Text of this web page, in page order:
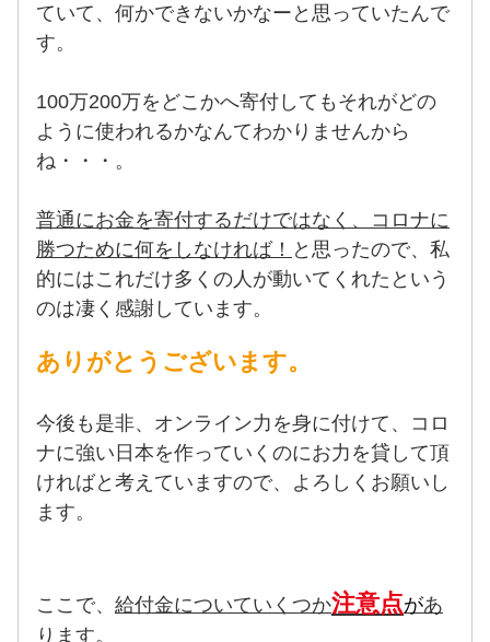
ていて、何かできないかなーと思っていたんで
す。
100万200万をどこかへ寄付してもそれがどの
ように使われるかなんてわかりませんから
ね・・・。
普通にお金を寄付するだけではなく、コロナに
勝つために何をしなければ！ と思ったので、私
的にはこれだけ多くの人が動いてくれたという
のは凄く感謝しています。
ありがとうございます。
今後も是非、オンライン力を身に付けて、コロ
ナに強い日本を作っていくのにお力を貸して頂
ければと考えていますので、よろしくお願いし
ます。
ここで、 給付金についていくつか注意点があ
ります。